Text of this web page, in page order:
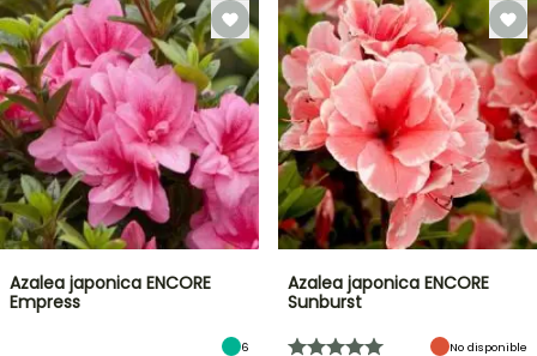
Azalea japonica ENCORE
Empress
6
Azalea japonica ENCORE
Sunburst
No disponible